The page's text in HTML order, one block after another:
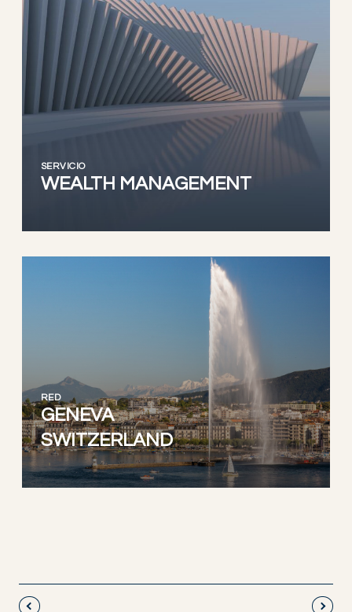
SERVICIO
WEALTH MANAGEMENT
RED
GENEVA
SWITZERLAND